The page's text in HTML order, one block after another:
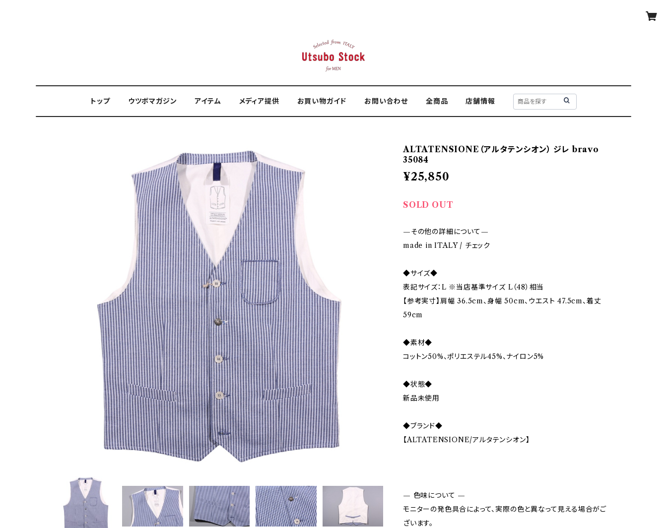
トップ ウツボマガジン アイテム メディア提供 お買い物ガイド お問い合わせ 全商品 店舗情報
ALTATENSIONE（アルタテンシオン） ジレ bravo
35084
¥25,850
SOLD OUT
—その他の詳細について—
made in ITALY / チェック
◆サイズ◆
表記サイズ：L ※当店基準サイズ L（48）相当
【参考実寸】肩幅 36.5cm、身幅 50cm、ウエスト 47.5cm、着丈
59cm
◆素材◆
コットン50%、ポリエステル45%、ナイロン5%
◆状態◆
新品未使用
◆ブランド◆
【ALTATENSIONE/アルタテンシオン】
— 色味について —
モニターの発色具合によって、実際の色と異なって見える場合がご
ざいます。